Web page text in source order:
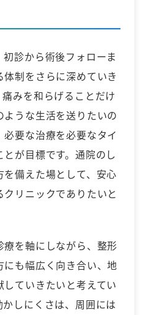
診から術後フォローま
制をさらに深めていき
みを和らげることだけ
うな生活を送りたいの
要な治療を必要なタイ
が目標です。通院のし
備えた場として、安心
リニックでありたいと
療を軸にしながら、整形
も幅広く向き合い、地
ていきたいと考えてい
しにくさは、周囲には